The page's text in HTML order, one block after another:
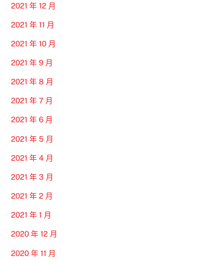
2021 年 12 月
2021 年 11 月
2021 年 10 月
2021 年 9 月
2021 年 8 月
2021 年 7 月
2021 年 6 月
2021 年 5 月
2021 年 4 月
2021 年 3 月
2021 年 2 月
2021 年 1 月
2020 年 12 月
2020 年 11 月